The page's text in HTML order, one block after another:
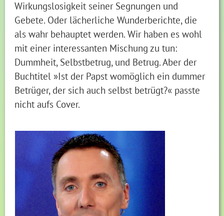
Wirkungslosigkeit seiner Segnungen und
Gebete. Oder lächerliche Wunderberichte, die
als wahr behauptet werden. Wir haben es wohl
mit einer interessanten Mischung zu tun:
Dummheit, Selbstbetrug, und Betrug. Aber der
Buchtitel »Ist der Papst womöglich ein dummer
Betrüger, der sich auch selbst betrügt?« passte
nicht aufs Cover.